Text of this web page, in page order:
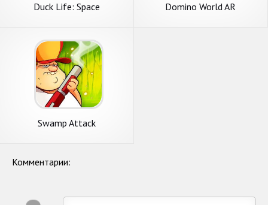
Duck Life: Space Domino World AR
Swamp Attack
Комментарии: